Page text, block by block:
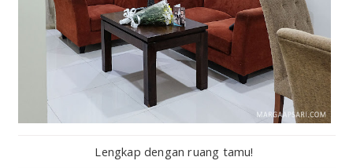
Lengkap dengan ruang tamu!